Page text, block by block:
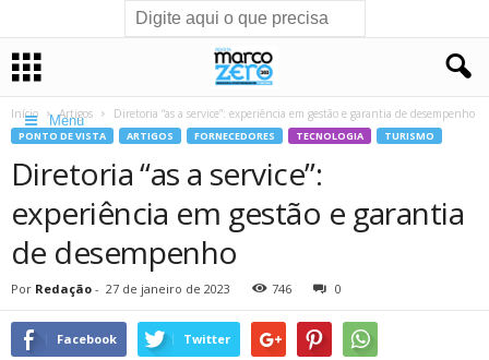
Menu
Início Artigos Diretoria “as a service”: experiência em gestão e garantia de desempenho
PONTO DE VISTA ARTIGOS FORNECEDORES TECNOLOGIA TURISMO
Diretoria “as a service”:
experiência em gestão e garantia
de desempenho
Por Redação - 27 de janeiro de 2023 746 0
Facebook Twitter